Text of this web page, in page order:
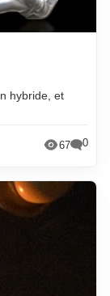
hybride, et
67 0